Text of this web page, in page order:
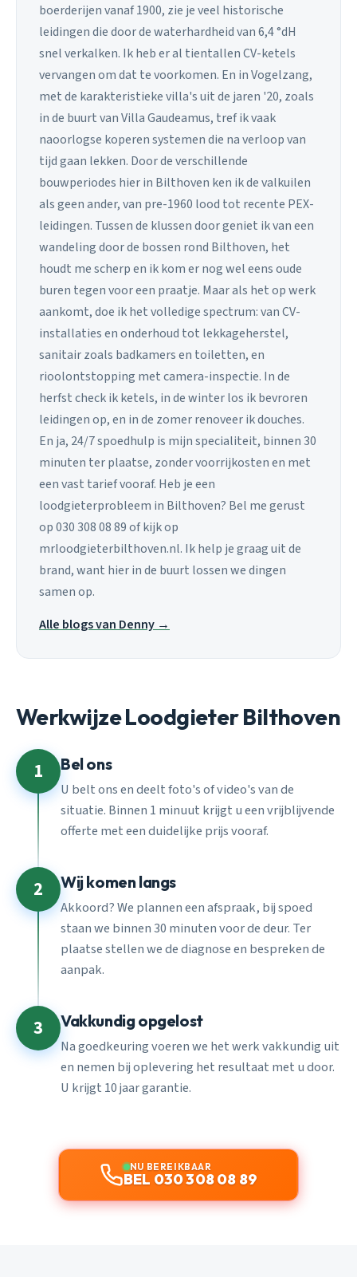
boerderijen vanaf 1900, zie je veel historische
leidingen die door de waterhardheid van 6,4 °dH
snel verkalken. Ik heb er al tientallen CV-ketels
vervangen om dat te voorkomen. En in Vogelzang,
met de karakteristieke villa's uit de jaren '20, zoals
in de buurt van Villa Gaudeamus, tref ik vaak
naoorlogse koperen systemen die na verloop van
tijd gaan lekken. Door de verschillende
bouwperiodes hier in Bilthoven ken ik de valkuilen
als geen ander, van pre-1960 lood tot recente PEX-
leidingen. Tussen de klussen door geniet ik van een
wandeling door de bossen rond Bilthoven, het
houdt me scherp en ik kom er nog wel eens oude
buren tegen voor een praatje. Maar als het op werk
aankomt, doe ik het volledige spectrum: van CV-
installaties en onderhoud tot lekkageherstel,
sanitair zoals badkamers en toiletten, en
rioolontstopping met camera-inspectie. In de
herfst check ik ketels, in de winter los ik bevroren
leidingen op, en in de zomer renoveer ik douches.
En ja, 24/7 spoedhulp is mijn specialiteit, binnen 30
minuten ter plaatse, zonder voorrijkosten en met
een vast tarief vooraf. Heb je een
loodgieterprobleem in Bilthoven? Bel me gerust
op 030 308 08 89 of kijk op
mrloodgieterbilthoven.nl. Ik help je graag uit de
brand, want hier in de buurt lossen we dingen
samen op.
Alle blogs van Denny →
Werkwijze Loodgieter Bilthoven
1 Bel ons
U belt ons en deelt foto's of video's van de
situatie. Binnen 1 minuut krijgt u een vrijblijvende
offerte met een duidelijke prijs vooraf.
2 Wij komen langs
Akkoord? We plannen een afspraak, bij spoed
staan we binnen 30 minuten voor de deur. Ter
plaatse stellen we de diagnose en bespreken de
aanpak.
3 Vakkundig opgelost
Na goedkeuring voeren we het werk vakkundig uit
en nemen bij oplevering het resultaat met u door.
U krijgt 10 jaar garantie.
NU BEREIKBAAR
BEL 030 308 08 89